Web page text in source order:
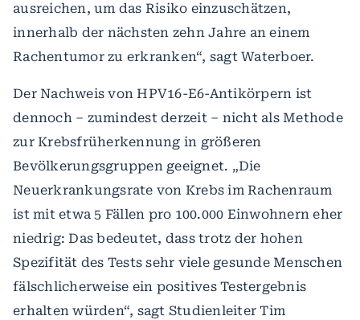
ausreichen, um das Risiko einzuschätzen,
innerhalb der nächsten zehn Jahre an einem
Rachentumor zu erkranken“, sagt Waterboer.
Der Nachweis von HPV16-E6-Antikörpern ist
dennoch – zumindest derzeit – nicht als Methode
zur Krebsfrüherkennung in größeren
Bevölkerungsgruppen geeignet. „Die
Neuerkrankungsrate von Krebs im Rachenraum
ist mit etwa 5 Fällen pro 100.000 Einwohnern eher
niedrig: Das bedeutet, dass trotz der hohen
Spezifität des Tests sehr viele gesunde Menschen
fälschlicherweise ein positives Testergebnis
erhalten würden“, sagt Studienleiter Tim